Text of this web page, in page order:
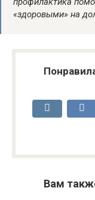
«здоровыми» на
Вам